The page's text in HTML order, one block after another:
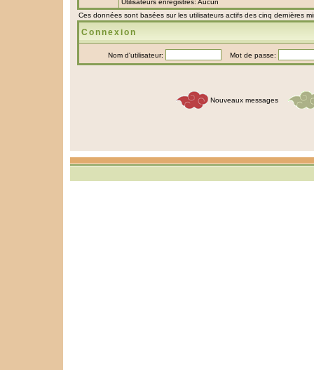
Utilisateurs enregistrés: Aucun
Ces données sont basées sur les utilisateurs actifs des cinq dernières
Connexion
Nom d'utilisateur: Mot de passe:
Nouveaux messages